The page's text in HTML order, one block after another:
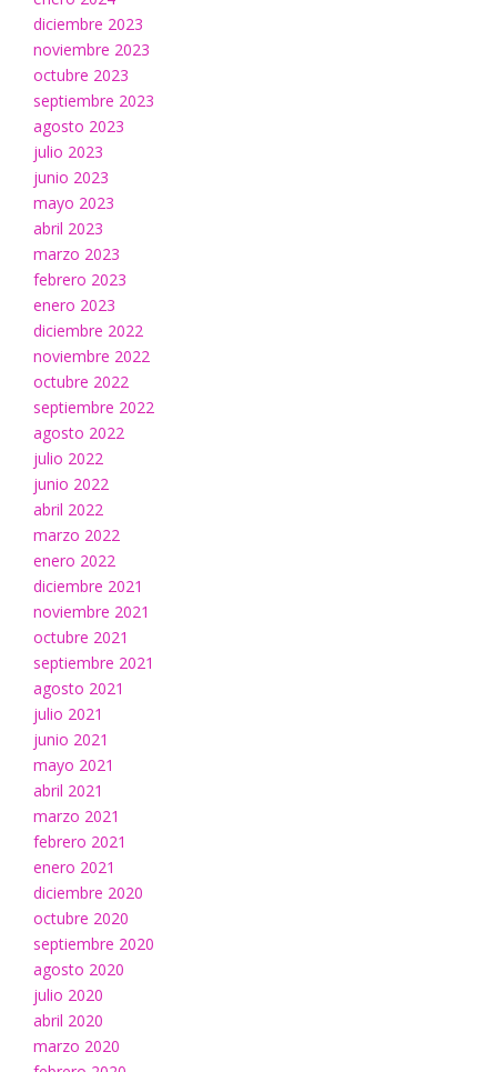
diciembre 2023
noviembre 2023
octubre 2023
septiembre 2023
agosto 2023
julio 2023
junio 2023
mayo 2023
abril 2023
marzo 2023
febrero 2023
enero 2023
diciembre 2022
noviembre 2022
octubre 2022
septiembre 2022
agosto 2022
julio 2022
junio 2022
abril 2022
marzo 2022
enero 2022
diciembre 2021
noviembre 2021
octubre 2021
septiembre 2021
agosto 2021
julio 2021
junio 2021
mayo 2021
abril 2021
marzo 2021
febrero 2021
enero 2021
diciembre 2020
octubre 2020
septiembre 2020
agosto 2020
julio 2020
abril 2020
marzo 2020